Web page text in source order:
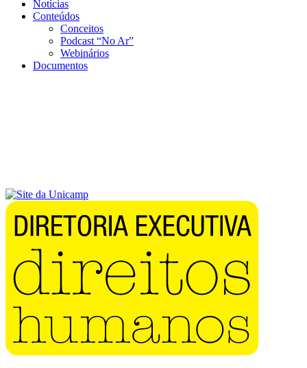
Notícias
Conteúdos
Conceitos
Podcast “No Ar”
Webinários
Documentos